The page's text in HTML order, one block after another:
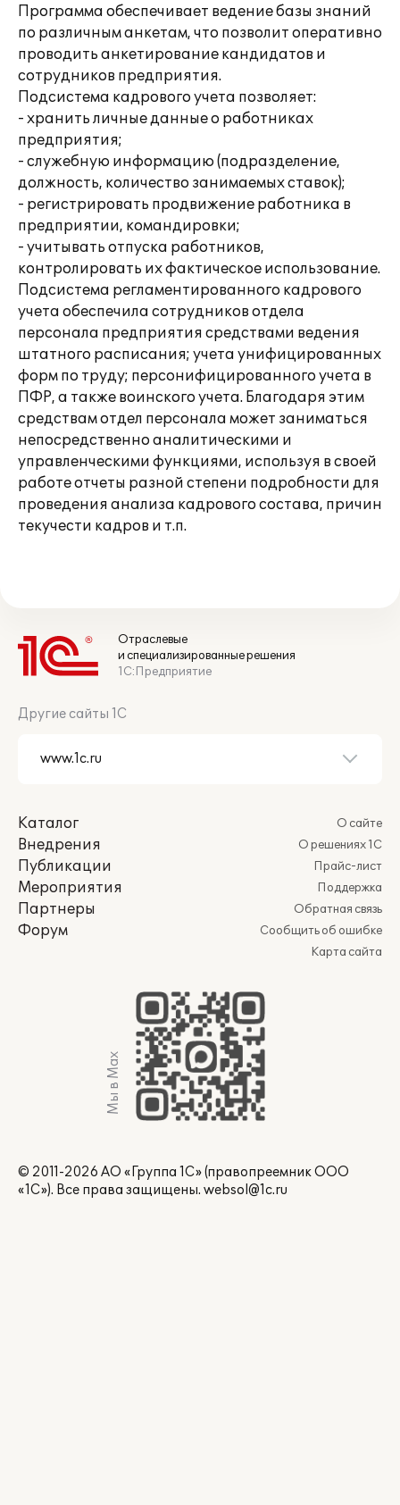
Программа обеспечивает ведение базы знаний
по различным анкетам, что позволит оперативно
проводить анкетирование кандидатов и
сотрудников предприятия.
Подсистема кадрового учета позволяет:
- хранить личные данные о работниках
предприятия;
- служебную информацию (подразделение,
должность, количество занимаемых ставок);
- регистрировать продвижение работника в
предприятии, командировки;
- учитывать отпуска работников,
контролировать их фактическое использование.
Подсистема регламентированного кадрового
учета обеспечила сотрудников отдела
персонала предприятия средствами ведения
штатного расписания; учета унифицированных
форм по труду; персонифицированного учета в
ПФР, а также воинского учета. Благодаря этим
средствам отдел персонала может заниматься
непосредственно аналитическими и
управленческими функциями, используя в своей
работе отчеты разной степени подробности для
проведения анализа кадрового состава, причин
текучести кадров и т.п.
Отраслевые
и специализированные решения
1С:Предприятие
Другие сайты 1С
Каталог
Внедрения
Публикации
Мероприятия
Партнеры
Форум
О сайте
О решениях 1С
Прайс-лист
Поддержка
Обратная связь
Сообщить об ошибке
Карта сайта
Мы в Max
© 2011-2026 АО «Группа 1С» (правопреемник ООО
«1С»). Все права защищены. websol@1c.ru